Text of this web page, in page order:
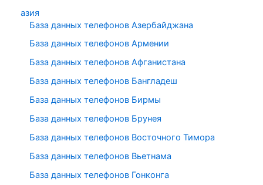
азия
База данных телефонов Азербайджана
База данных телефонов Армении
База данных телефонов Афганистана
База данных телефонов Бангладеш
База данных телефонов Бирмы
База данных телефонов Брунея
База данных телефонов Восточного Тимора
База данных телефонов Вьетнама
База данных телефонов Гонконга